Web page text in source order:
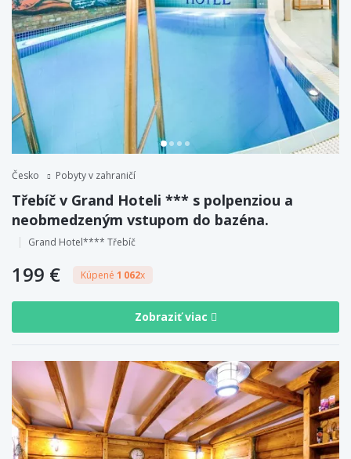
Česko Pobyty v zahraničí
Třebíč v Grand Hoteli *** s polpenziou a
neobmedzeným vstupom do bazéna.
Grand Hotel**** Třebíč
199 € Kúpené 1 062x
Zobraziť viac